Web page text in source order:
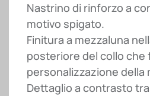
Nastrino di rinforzo a
motivo spigato.
Finitura a mezzaluna
posteriore del collo che
personalizzazione della
Dettaglio a contrasto